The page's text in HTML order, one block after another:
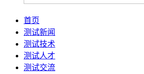
首页
测试新闻
测试技术
测试人才
测试交流